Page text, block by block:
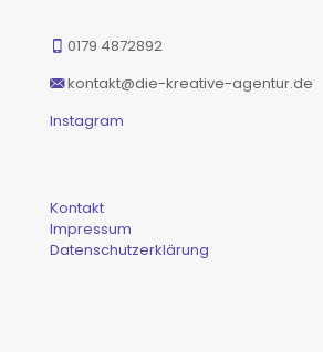
0179 4872892
kontakt@die-kreative-agentur.de
Instagram
Kontakt
Impressum
Datenschutzerklärung